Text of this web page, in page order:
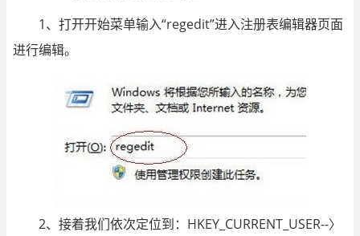
1、打开开始菜单输入“regedit”进入注册表编辑器页面
进行编辑。
2、接着我们依次定位到：HKEY_CURRENT_USER--〉